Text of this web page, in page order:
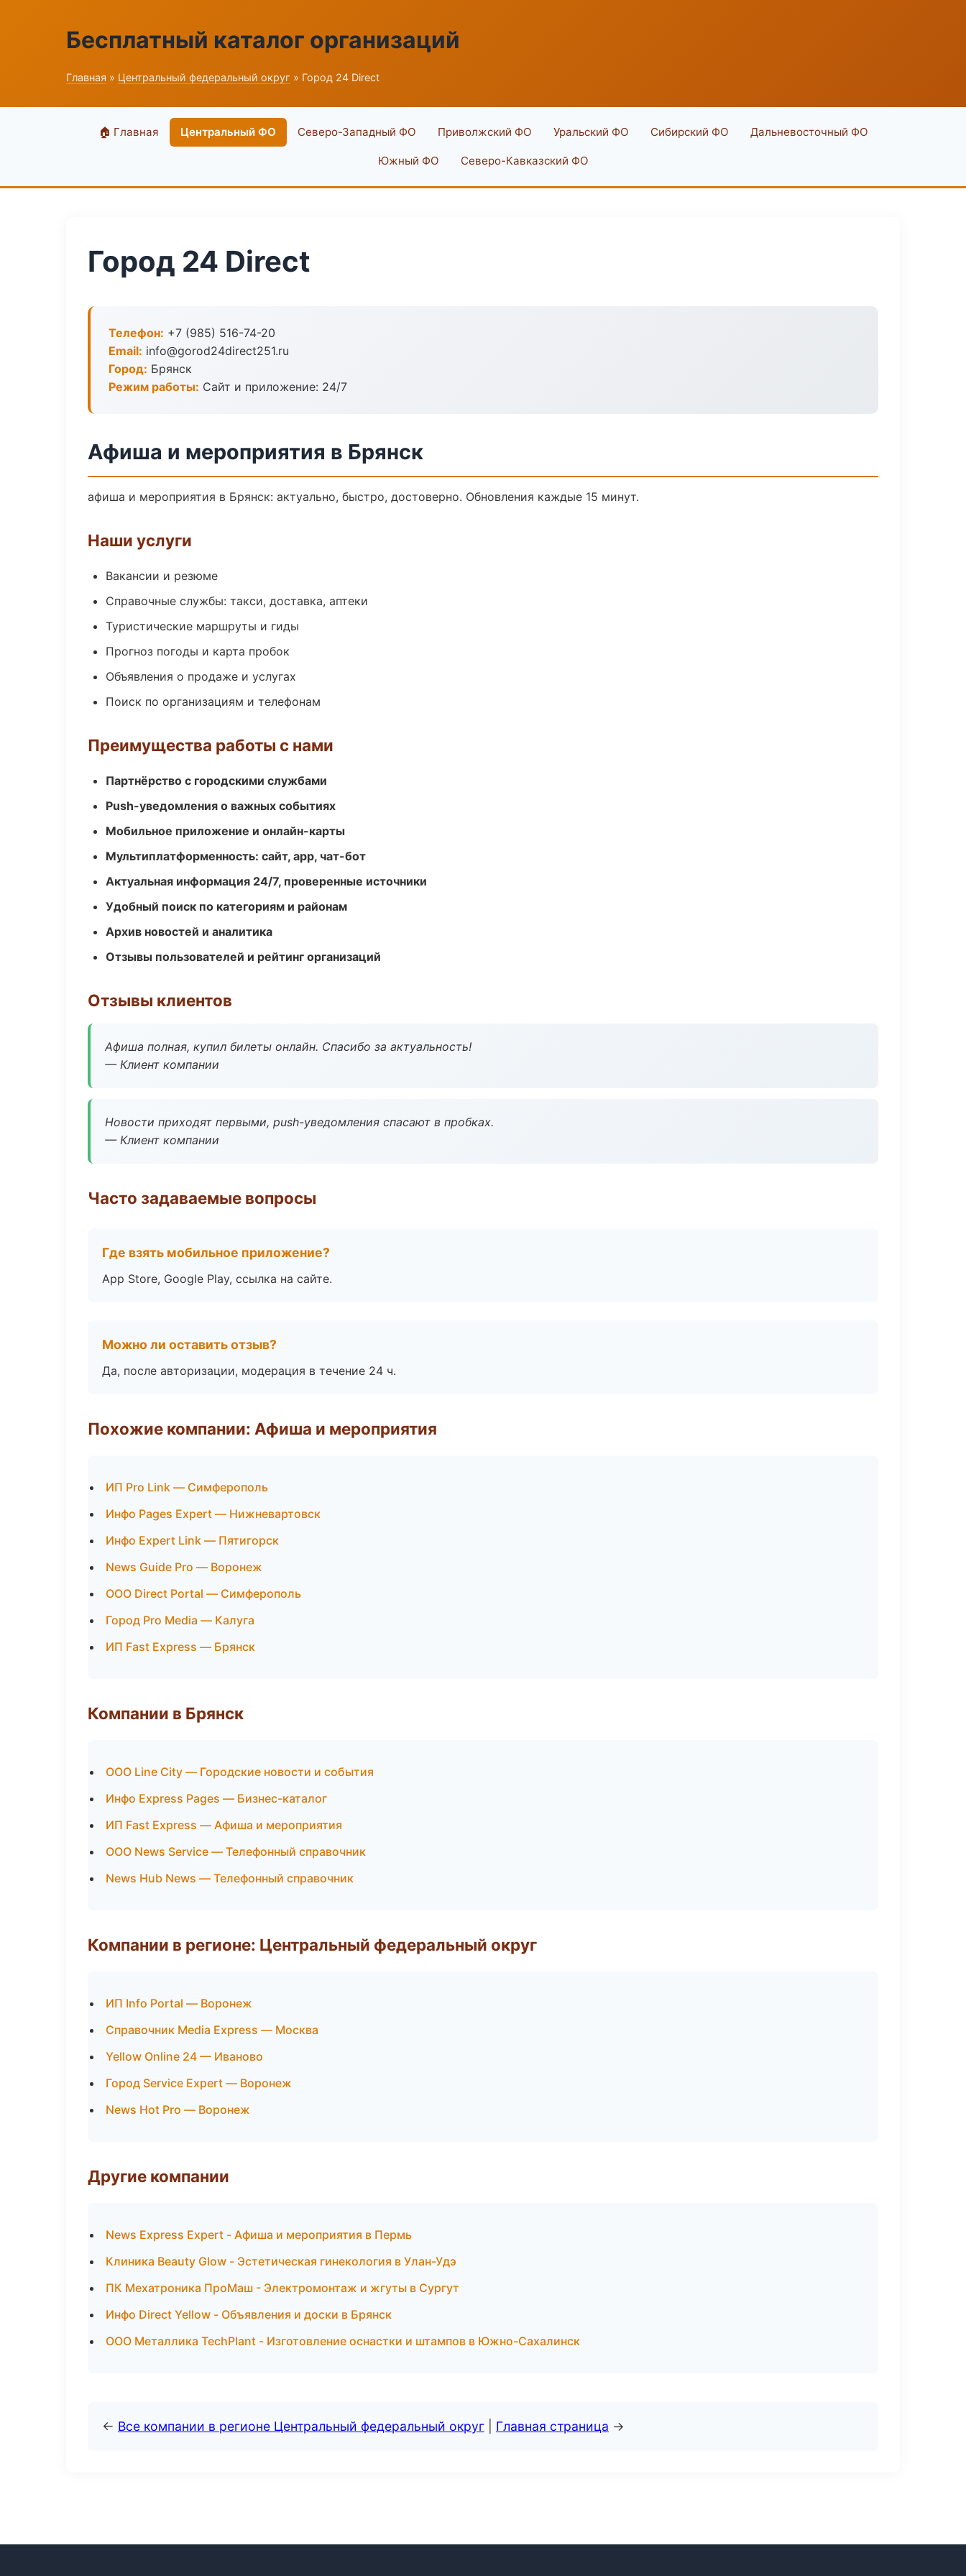
Бесплатный каталог организаций
Главная » Центральный федеральный округ » Город 24 Direct
🏠 Главная Центральный ФО Северо-Западный ФО Приволжский ФО Уральский ФО Сибирский ФО Дальневосточный ФО
Южный ФО Северо-Кавказский ФО
Город 24 Direct
Телефон: +7 (985) 516-74-20
Email: info@gorod24direct251.ru
Город: Брянск
Режим работы: Сайт и приложение: 24/7
Афиша и мероприятия в Брянск
афиша и мероприятия в Брянск: актуально, быстро, достоверно. Обновления каждые 15 минут.
Наши услуги
Вакансии и резюме
Справочные службы: такси, доставка, аптеки
Туристические маршруты и гиды
Прогноз погоды и карта пробок
Объявления о продаже и услугах
Поиск по организациям и телефонам
Преимущества работы с нами
Партнёрство с городскими службами
Push-уведомления о важных событиях
Мобильное приложение и онлайн-карты
Мультиплатформенность: сайт, app, чат-бот
Актуальная информация 24/7, проверенные источники
Удобный поиск по категориям и районам
Архив новостей и аналитика
Отзывы пользователей и рейтинг организаций
Отзывы клиентов
Афиша полная, купил билеты онлайн. Спасибо за актуальность!
— Клиент компании
Новости приходят первыми, push-уведомления спасают в пробках.
— Клиент компании
Часто задаваемые вопросы
Где взять мобильное приложение?
App Store, Google Play, ссылка на сайте.
Можно ли оставить отзыв?
Да, после авторизации, модерация в течение 24 ч.
Похожие компании: Афиша и мероприятия
ИП Pro Link — Симферополь
Инфо Pages Expert — Нижневартовск
Инфо Expert Link — Пятигорск
News Guide Pro — Воронеж
ООО Direct Portal — Симферополь
Город Pro Media — Калуга
ИП Fast Express — Брянск
Компании в Брянск
ООО Line City — Городские новости и события
Инфо Express Pages — Бизнес-каталог
ИП Fast Express — Афиша и мероприятия
ООО News Service — Телефонный справочник
News Hub News — Телефонный справочник
Компании в регионе: Центральный федеральный округ
ИП Info Portal — Воронеж
Справочник Media Express — Москва
Yellow Online 24 — Иваново
Город Service Expert — Воронеж
News Hot Pro — Воронеж
Другие компании
News Express Expert - Афиша и мероприятия в Пермь
Клиника Beauty Glow - Эстетическая гинекология в Улан-Удэ
ПК Мехатроника ПроМаш - Электромонтаж и жгуты в Сургут
Инфо Direct Yellow - Объявления и доски в Брянск
ООО Металлика TechPlant - Изготовление оснастки и штампов в Южно-Сахалинск
← Все компании в регионе Центральный федеральный округ Главная страница →